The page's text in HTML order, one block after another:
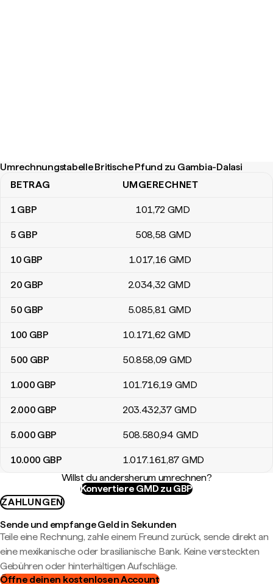
Umrechnungstabelle Britische Pfund zu Gambia-Dalasi
Umrechnungstabelle Britische Pfund zu Gambia-Dalasi
BETRAG UMGERECHNET
1GBP 101,72 GMD
5 GBP 508,58 GMD
10 GBP 1.017,16 GMD
20 GBP 2.034,32 GMD
50 GBP 5.085,81 GMD
100 GBP 10.171,62 GMD
500 GBP 50.858,09 GMD
1.000 GBP 101.716,19 GMD
2.000 GBP 203.432,37 GMD
5.000 GBP 508.580,94 GMD
10.000 GBP 1.017.161,87 GMD
Willst du andersherum umrechnen?
Konvertiere GMD zu GBP
ZAHLUNGEN
Sende und empfange Geld in Sekunden
Teile eine Rechnung, zahle einem Freund zurück, sende direkt an
eine mexikanische oder brasilianische Bank. Keine versteckten
Gebühren oder hinterhältigen Aufschläge.
Öffne deinen kostenlosen Account